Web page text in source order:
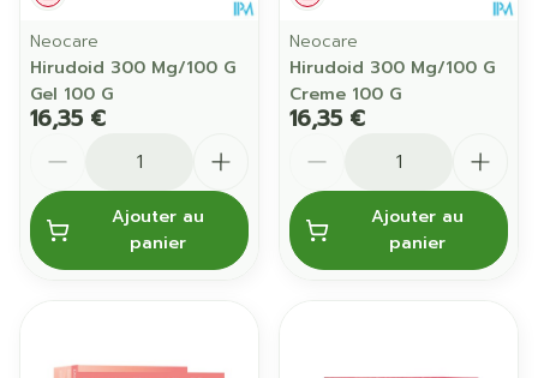
Neocare
Hirudoid 300 Mg/100 G
Gel 100 G
16,35 €
Ajouter au
panier
Neocare
Hirudoid 300 Mg/100 G
Creme 100 G
16,35 €
Ajouter au
panier